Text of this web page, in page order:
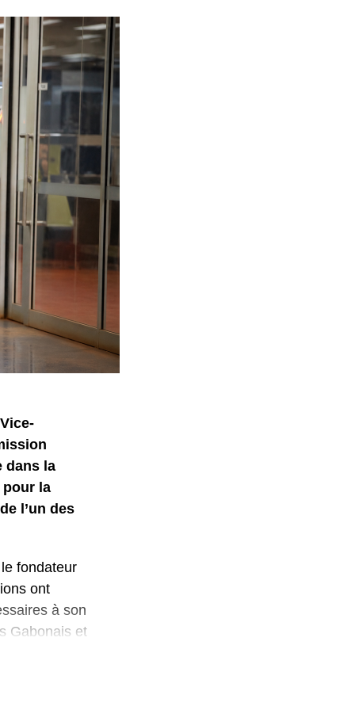
dans la
pour la
l’un des
fondateur
ont
à son
Gabonais et
intégrée,